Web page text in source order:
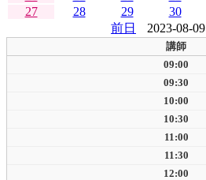
27
28 29 30
前日
2023-08-09
講師
09:00
09:30
10:00
10:30
11:00
11:30
12:00